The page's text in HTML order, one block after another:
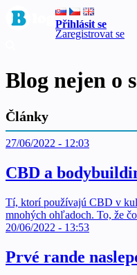
Přihlásit se
Zaregistrovat se
Blog nejen o
Články
27/06/2022 - 12:03
CBD a
Tí, ktorí používajú CBD v
mnohých ohľadoch. To, že
20/06/2022 - 13:53
Prvé rande